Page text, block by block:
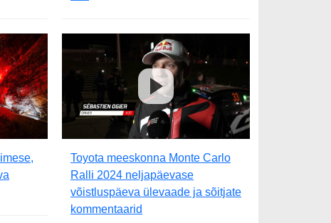
Toyota meeskonna Monte Carlo
Ralli 2024 neljapäevase
võistluspäeva ülevaade ja sõitjate
kommentaarid